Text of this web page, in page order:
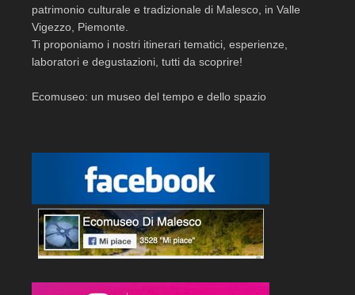
patrimonio culturale e tradizionale di Malesco, in Valle
Vigezzo, Piemonte.
Ti proponiamo i nostri itinerari tematici, esperienze,
laboratori e degustazioni, tutti da scoprire!
Ecomuseo: un museo del tempo e dello spazio